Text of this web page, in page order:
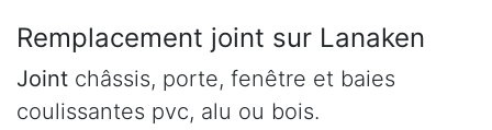
Remplacement joint sur Lanaken
Joint châssis, porte, fenêtre et baies
coulissantes pvc, alu ou bois.